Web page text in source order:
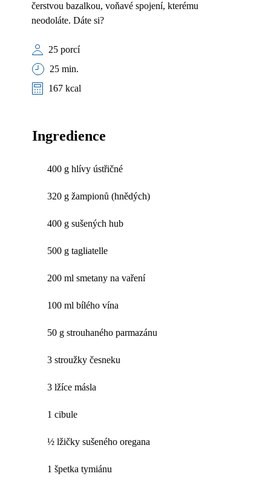
čerstvou bazalkou, voňavé spojení, kterému
neodoláte. Dáte si?
25 porcí
25 min.
167 kcal
Ingredience
400 g hlívy ústřičné
320 g žampionů (hnědých)
400 g sušených hub
500 g tagliatelle
200 ml smetany na vaření
100 ml bílého vína
50 g strouhaného parmazánu
3 stroužky česneku
3 lžíce másla
1 cibule
½ lžičky sušeného oregana
1 špetka tymiánu